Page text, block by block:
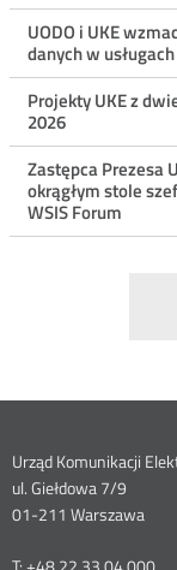
UODO i UKE
danych w
Projekty UKE z
2026
Zastępca Prezesa
okrągłym stole
WSIS Forum
Dane
kontaktowe
Urząd Komunikacji
ul. Giełdowa 7/9
01-211 Warszawa